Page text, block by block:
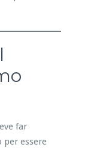
far
per essere